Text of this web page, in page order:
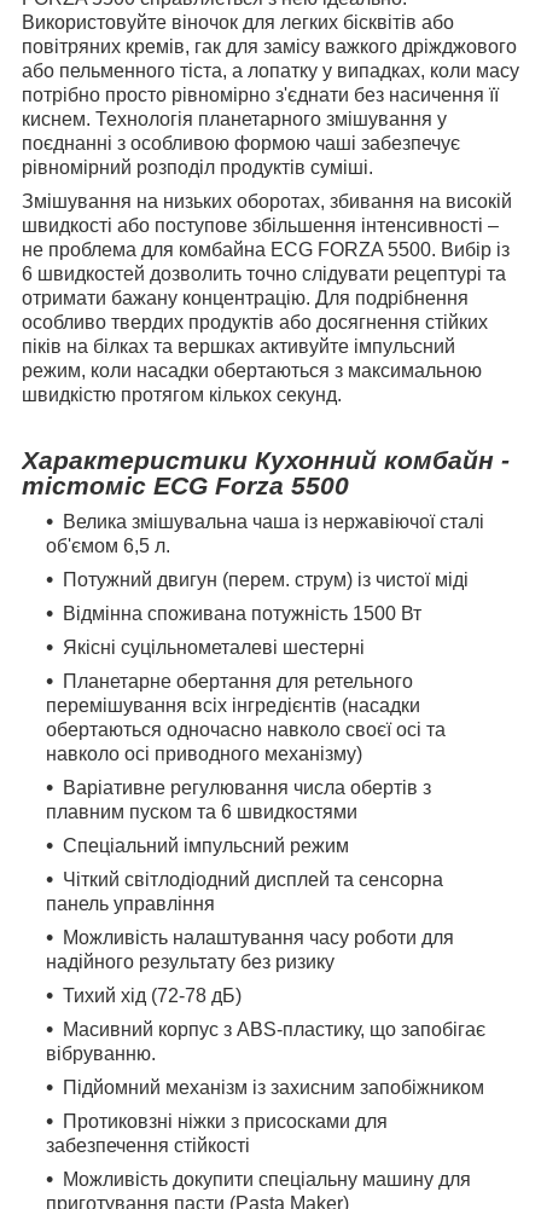
Використовуйте віночок для легких бісквітів або
повітряних кремів, гак для замісу важкого дріжджового
або пельменного тіста, а лопатку у випадках, коли масу
потрібно просто рівномірно з'єднати без насичення її
киснем. Технологія планетарного змішування у
поєднанні з особливою формою чаші забезпечує
рівномірний розподіл продуктів суміші.
Змішування на низьких оборотах, збивання на високій
швидкості або поступове збільшення інтенсивності –
не проблема для комбайна ECG FORZA 5500. Вибір із
6 швидкостей дозволить точно слідувати рецептурі та
отримати бажану концентрацію. Для подрібнення
особливо твердих продуктів або досягнення стійких
піків на білках та вершках активуйте імпульсний
режим, коли насадки обертаються з максимальною
швидкістю протягом кількох секунд.
Характеристики Кухонний комбайн -
тістоміс ECG Forza 5500
Велика змішувальна чаша із нержавіючої сталі
об'ємом 6,5 л.
Потужний двигун (перем. струм) із чистої міді
Відмінна споживана потужність 1500 Вт
Якісні суцільнометалеві шестерні
Планетарне обертання для ретельного
перемішування всіх інгредієнтів (насадки
обертаються одночасно навколо своєї осі та
навколо осі приводного механізму)
Варіативне регулювання числа обертів з
плавним пуском та 6 швидкостями
Спеціальний імпульсний режим
Чіткий світлодіодний дисплей та сенсорна
панель управління
Можливість налаштування часу роботи для
надійного результату без ризику
Тихий хід (72-78 дБ)
Масивний корпус з ABS-пластику, що запобігає
вібруванню.
Підйомний механізм із захисним запобіжником
Протиковзні ніжки з присосками для
забезпечення стійкості
Можливість докупити спеціальну машину для
приготування пасти (Pasta Maker)